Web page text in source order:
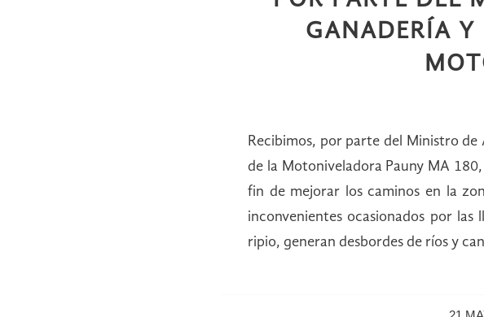
GANADERÍA Y
Recibimos, por parte del Ministro de
de la Motoniveladora Pauny MA
fin de mejorar los caminos en la
inconvenientes ocasionados por
ripio, generan desbordes de ríos y